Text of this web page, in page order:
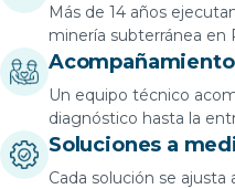
Más de 14 años
minería subterránea en
Un equipo técnico
diagnóstico hasta la
Soluciones a
Cada solución se ajusta